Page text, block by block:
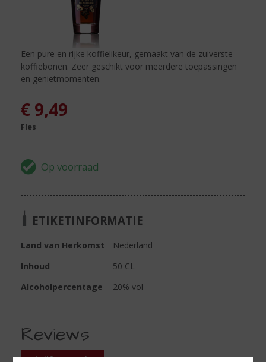
Een pure en rijke koffielikeur, gemaakt van de zuiverste
koffiebonen. Zeer geschikt voor meerdere toepassingen
en genietmomenten.
€ 9,49
Fles
ETIKETINFORMATIE
Land van Herkomst
Nederland
Inhoud
50 CL
Alcoholpercentage
20% vol
Reviews
Schrijf een review